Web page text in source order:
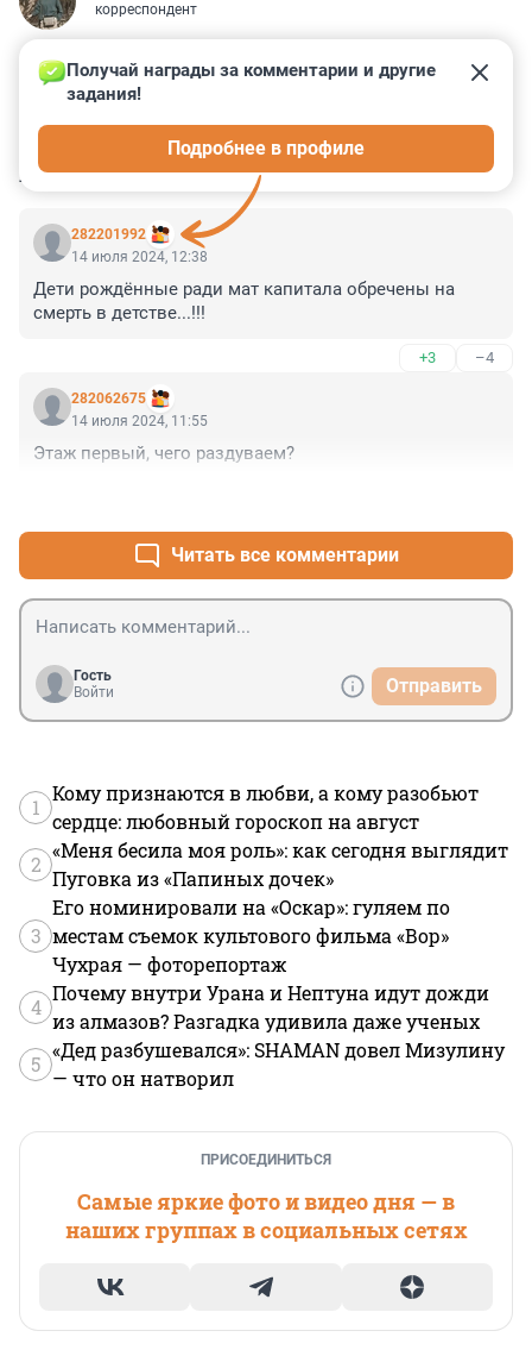
корреспондент
КОММЕНТАРИИ 4
282201992
Получай награды за комментарии и другие
задания!
Подробнее в профиле
14 июля 2024, 12:38
Дети рождённые ради мат капитала обречены на
смерть в детстве...!!!
+3 –4
282062675
14 июля 2024, 11:55
Этаж первый, чего раздуваем?
Читать все комментарии
Гость
Войти
Отправить
1
Кому признаются в любви, а кому разобьют
сердце: любовный гороскоп на август
2
«Меня бесила моя роль»: как сегодня выглядит
Пуговка из «Папиных дочек»
3
Его номинировали на «Оскар»: гуляем по
местам съемок культового фильма «Вор»
Чухрая — фоторепортаж
4
Почему внутри Урана и Нептуна идут дожди
из алмазов? Разгадка удивила даже ученых
5
«Дед разбушевался»: SHAMAN довел Мизулину
— что он натворил
ПРИСОЕДИНИТЬСЯ
Самые яркие фото и видео дня — в
наших группах в социальных сетях